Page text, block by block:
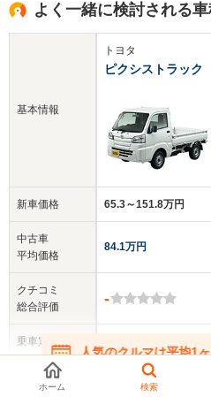
よく一緒に検討される
基本情報
新車価格
中古車
平均価格
クチコミ
総合評価
乗車定員
ドア数
トヨタ
ピクシストラック
65.3～151.8万円
84.1万円
-
全てを
人気のクルマは平均1
在庫が無くなる前にお問い
ホーム 検索